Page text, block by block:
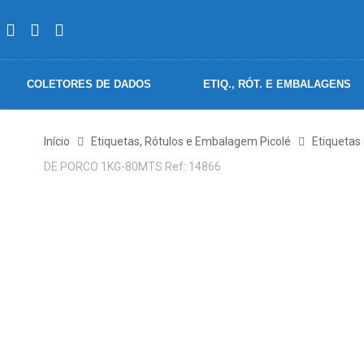
COLETORES DE DADOS ETIQ., RÓT. E EMBALAGENS
Início Etiquetas, Rótulos e Embalagem Picolé
Etiquetas
DE PORCO 1KG-80MTS Ref: 14866